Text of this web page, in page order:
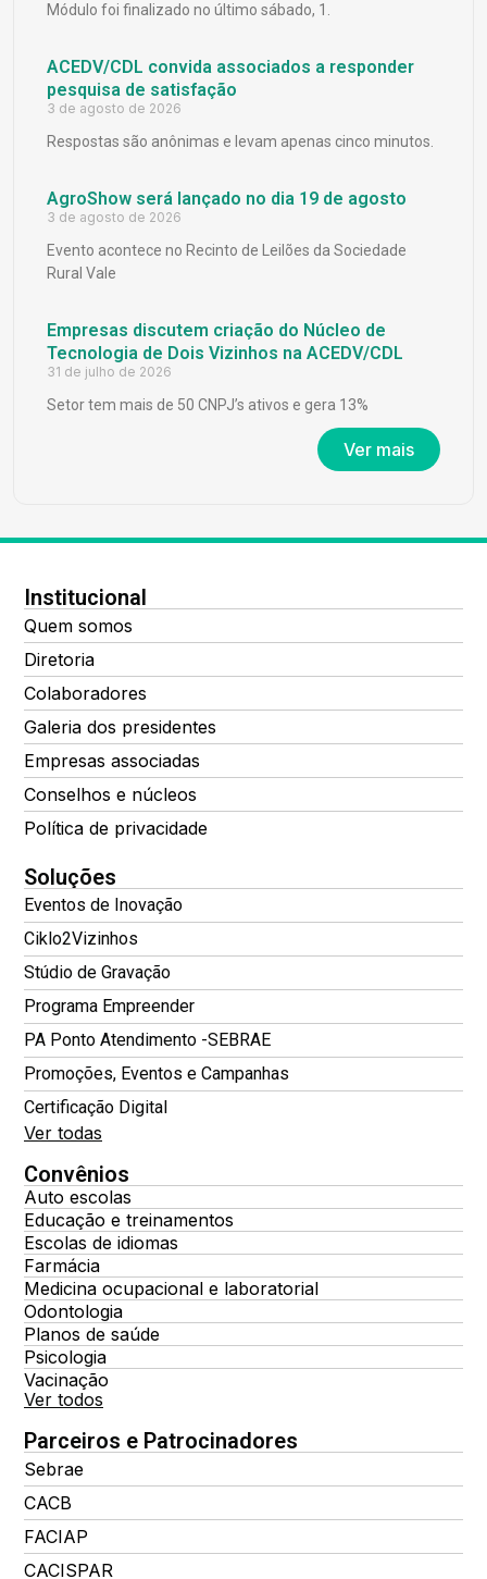
Módulo foi finalizado no último sábado, 1.
ACEDV/CDL convida associados a responder
pesquisa de satisfação
3 de agosto de 2026
Respostas são anônimas e levam apenas cinco minutos.
AgroShow será lançado no dia 19 de agosto
3 de agosto de 2026
Evento acontece no Recinto de Leilões da Sociedade
Rural Vale
Empresas discutem criação do Núcleo de
Tecnologia de Dois Vizinhos na ACEDV/CDL
31 de julho de 2026
Setor tem mais de 50 CNPJ’s ativos e gera 13%
Ver mais
Institucional
Quem somos
Diretoria
Colaboradores
Galeria dos presidentes
Empresas associadas
Conselhos e núcleos
Política de privacidade
Soluções
Eventos de Inovação
Ciklo2Vizinhos
Stúdio de Gravação
Programa Empreender
PA Ponto Atendimento -SEBRAE
Promoções, Eventos e Campanhas
Certificação Digital
Ver todas
Convênios
Auto escolas
Educação e treinamentos
Escolas de idiomas
Farmácia
Medicina ocupacional e laboratorial
Odontologia
Planos de saúde
Psicologia
Vacinação
Ver todos
Parceiros e Patrocinadores
Sebrae
CACB
FACIAP
CACISPAR